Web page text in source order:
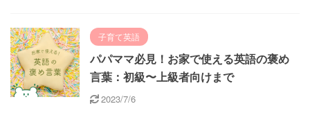
子育て英語
パパママ必見！お家で使える英語の褒め
言葉：初級〜上級者向けまで
2023/7/6